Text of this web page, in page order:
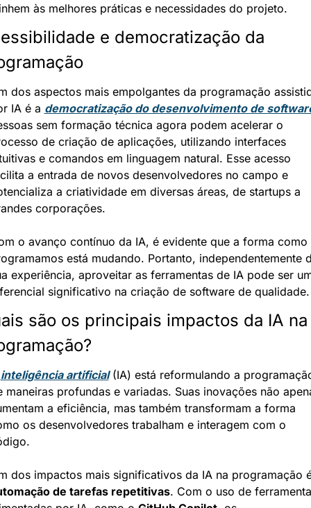
às melhores práticas e necessidades do projeto.
e democratização da
dos aspectos mais empolgantes da programação
IA é a democratização do desenvolvimento de
sem formação técnica agora podem acelerar o
de criação de aplicações, utilizando interfaces
e comandos em linguagem natural. Esse acesso
a entrada de novos desenvolvedores no campo e
a criatividade em diversas áreas, de startups a
corporações.
o avanço contínuo da IA, é evidente que a forma como
está mudando. Portanto, independentemente
experiência, aproveitar as ferramentas de IA pode ser
significativo na criação de software de qualidade.
são os principais impactos da IA na
inteligência artificial (IA) está reformulando a
maneiras profundas e variadas. Suas inovações não
a eficiência, mas também transformam a forma
os desenvolvedores trabalham e interagem com o
de tarefas repetitivas. Com o uso de